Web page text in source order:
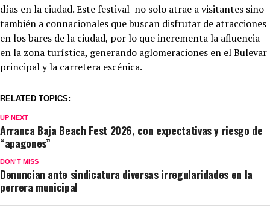
días en la ciudad. Este festival no solo atrae a visitantes sino
también a connacionales que buscan disfrutar de atracciones
en los bares de la ciudad, por lo que incrementa la afluencia
en la zona turística, generando aglomeraciones en el Bulevar
principal y la carretera escénica.
RELATED TOPICS:
UP NEXT
Arranca Baja Beach Fest 2026, con expectativas y riesgo de
“apagones”
DON'T MISS
Denuncian ante sindicatura diversas irregularidades en la
perrera municipal